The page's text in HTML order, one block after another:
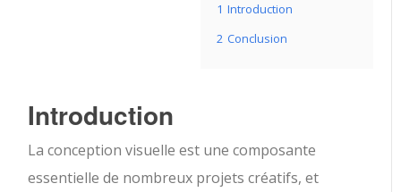
1 Introduction
2 Conclusion
Introduction
La conception visuelle est une composante
essentielle de nombreux projets créatifs, et